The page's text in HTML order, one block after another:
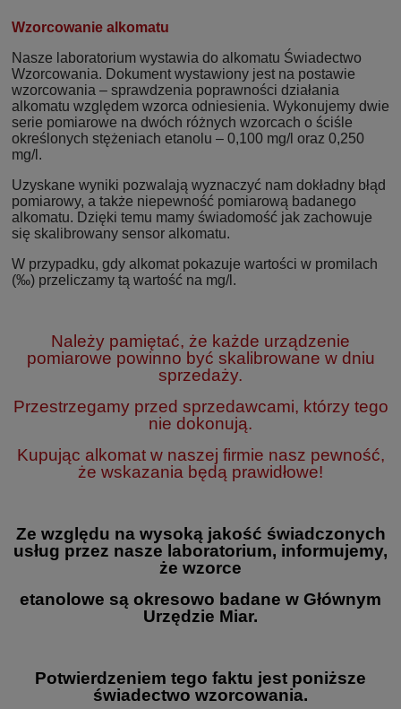
Wzorcowanie alkomatu
Nasze laboratorium wystawia do alkomatu Świadectwo
Wzorcowania. Dokument wystawiony jest na postawie
wzorcowania – sprawdzenia poprawności działania
alkomatu względem wzorca odniesienia. Wykonujemy dwie
serie pomiarowe na dwóch różnych wzorcach o ściśle
określonych stężeniach etanolu – 0,100 mg/l oraz 0,250
mg/l.
Uzyskane wyniki pozwalają wyznaczyć nam dokładny błąd
pomiarowy, a także niepewność pomiarową badanego
alkomatu. Dzięki temu mamy świadomość jak zachowuje
się skalibrowany sensor alkomatu.
W przypadku, gdy alkomat pokazuje wartości w promilach
(‰) przeliczamy tą wartość na mg/l.
Należy pamiętać, że każde urządzenie
pomiarowe powinno być skalibrowane w dniu
sprzedaży.
Przestrzegamy przed sprzedawcami, którzy tego
nie dokonują.
Kupując alkomat w naszej firmie nasz pewność,
że wskazania będą prawidłowe!
Ze względu na wysoką jakość świadczonych
usług przez nasze laboratorium, informujemy,
że wzorce
etanolowe są okresowo badane w Głównym
Urzędzie Miar.
Potwierdzeniem tego faktu jest poniższe
świadectwo wzorcowania.